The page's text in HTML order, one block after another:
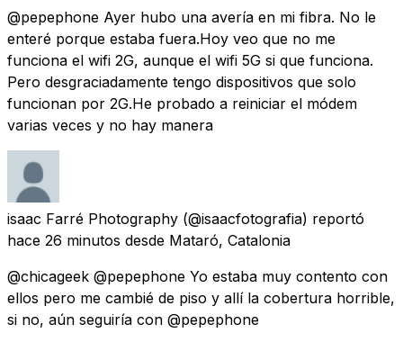
@pepephone Ayer hubo una avería en mi fibra. No le
enteré porque estaba fuera.Hoy veo que no me
funciona el wifi 2G, aunque el wifi 5G si que funciona.
Pero desgraciadamente tengo dispositivos que solo
funcionan por 2G.He probado a reiniciar el módem
varias veces y no hay manera
isaac Farré Photography (@isaacfotografia) reportó
hace 26 minutos desde Mataró, Catalonia
@chicageek @pepephone Yo estaba muy contento con
ellos pero me cambié de piso y allí la cobertura horrible,
si no, aún seguiría con @pepephone